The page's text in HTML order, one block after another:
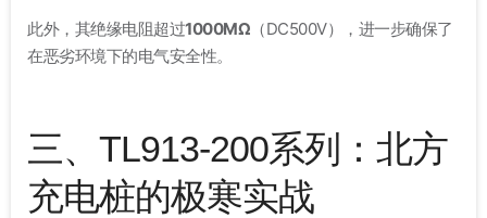
此外，其绝缘电阻超过1000MΩ （DC500V）
，进一步确保了
在恶劣环境下的电气安全性。
三、TL913-200系列：北方
充电桩的极寒实战